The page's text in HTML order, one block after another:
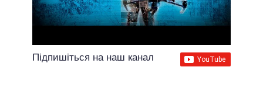
Підпишіться на наш канал